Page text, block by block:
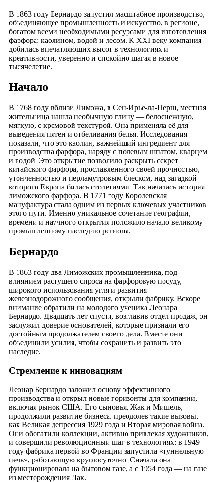
В 1863 году Бернардо запустил масштабное производство,
объединяющее промышленность и искусство, в регионе,
богатом всеми необходимыми ресурсами для изготовления
фарфора: каолином, водой и лесом. К XXI веку компания
добилась впечатляющих высот в технологиях и
креативности, уверенно и спокойно шагая в новое
тысячелетие.
Начало
В 1768 году вблизи Лиможа, в Сен-Ирье-ла-Перш, местная
жительница нашла необычную глину — белоснежную,
мягкую, с кремовой текстурой. Она применяла её для
выведения пятен и отбеливания белья. Исследования
показали, что это каолин, важнейший ингредиент для
производства фарфора, наряду с полевым шпатом, кварцем
и водой. Это открытие позволило раскрыть секрет
китайского фарфора, прославленного своей прочностью,
утонченностью и перламутровым блеском, над загадкой
которого Европа билась столетиями. Так началась история
лиможского фарфора. В 1771 году Королевская
мануфактура стала одним из первых ключевых участников
этого пути. Именно уникальное сочетание географии,
времени и научного открытия положило начало великому
промышленному наследию региона.
Бернардо
В 1863 году два Лиможских промышленника, под
влиянием растущего спроса на фарфоровую посуду,
широкого использования угля и развития
железнодорожного сообщения, открыли фабрику. Вскоре
внимание обратили на молодого ученика Леонара
Бернардо. Двадцать лет спустя, возглавив отдел продаж, он
заслужил доверие основателей, которые признали его
достойным продолжателем своего дела. Вместе они
объединили усилия, чтобы сохранить и развить это
наследие.
Стремление к инновациям
Леонар Бернардо заложил основу эффективного
производства и открыл новые горизонты для компании,
включая рынок США. Его сыновья, Жак и Мишель,
продолжили развитие бизнеса, преодолев такие вызовы,
как Великая депрессия 1929 года и Вторая мировая война.
Они обогатили коллекции, активно привлекая художников,
и совершили революционный шаг в технологиях: в 1949
году фабрика первой во Франции запустила «туннельную
печь», работающую круглосуточно. Сначала она
функционировала на бытовом газе, а с 1954 года — на газе
из месторождения Лак.